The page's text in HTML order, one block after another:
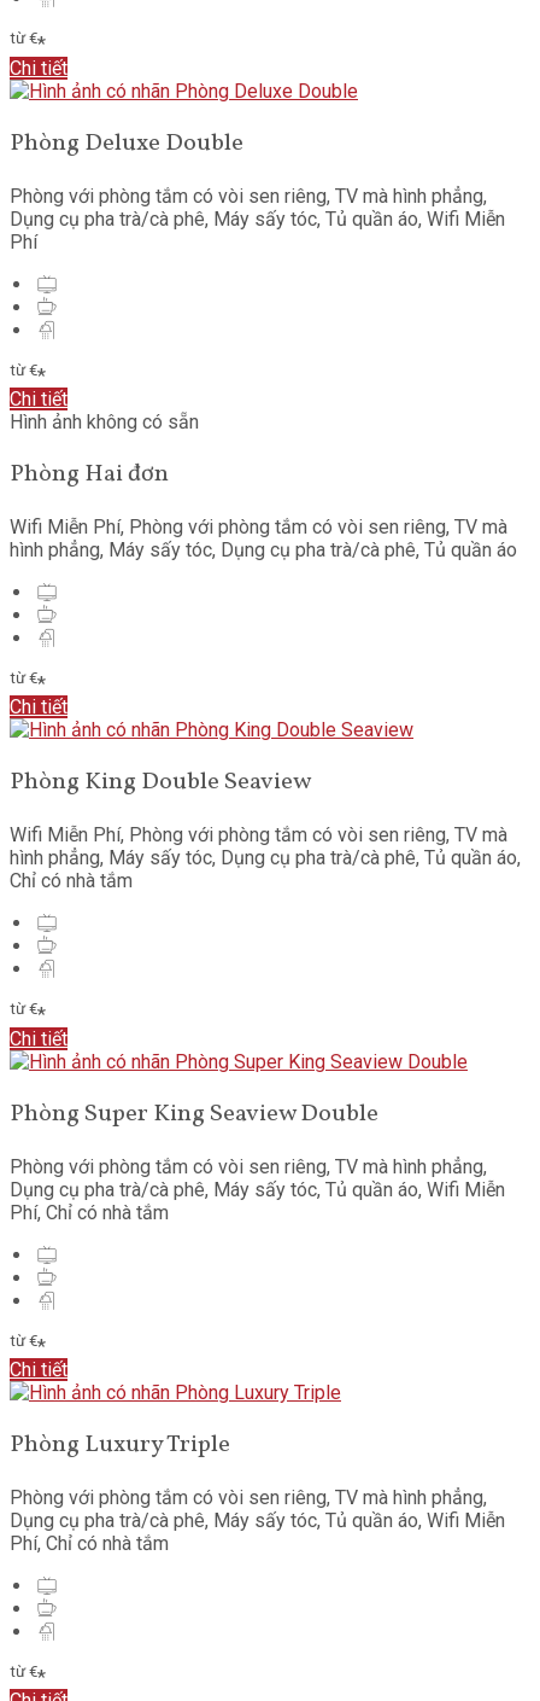
từ €*
Chi tiết
Phòng Deluxe Double
Phòng với phòng tắm có vòi sen riêng, TV mà hình phẳng,
Dụng cụ pha trà/cà phê, Máy sấy tóc, Tủ quần áo, Wifi Miễn
Phí
từ €*
Chi tiết
Hình ảnh không có sẵn
Phòng Hai đơn
Wifi Miễn Phí, Phòng với phòng tắm có vòi sen riêng, TV mà
hình phẳng, Máy sấy tóc, Dụng cụ pha trà/cà phê, Tủ quần áo
từ €*
Chi tiết
Phòng King Double Seaview
Wifi Miễn Phí, Phòng với phòng tắm có vòi sen riêng, TV mà
hình phẳng, Máy sấy tóc, Dụng cụ pha trà/cà phê, Tủ quần áo,
Chỉ có nhà tắm
từ €*
Chi tiết
Phòng Super King Seaview Double
Phòng với phòng tắm có vòi sen riêng, TV mà hình phẳng,
Dụng cụ pha trà/cà phê, Máy sấy tóc, Tủ quần áo, Wifi Miễn
Phí, Chỉ có nhà tắm
từ €*
Chi tiết
Phòng Luxury Triple
Phòng với phòng tắm có vòi sen riêng, TV mà hình phẳng,
Dụng cụ pha trà/cà phê, Máy sấy tóc, Tủ quần áo, Wifi Miễn
Phí, Chỉ có nhà tắm
từ €*